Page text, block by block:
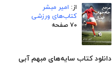
از: امیر مبشر
کتاب‌های ورزشی
۷۰ صفحه
دانلود کتاب سایه‌های مبهم آبی